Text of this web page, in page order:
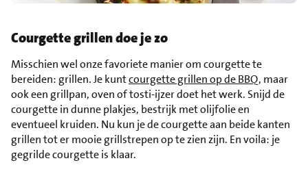
Courgette grillen doe je zo
Misschien wel onze favoriete manier om courgette te
bereiden: grillen. Je kuntcourgette grillen op de BBQ, maar
ook een grillpan, oven of tosti-ijzer doet het werk. Snijd de
courgette in dunne plakjes, bestrijk met olijfolie en
eventueel kruiden. Nu kun je de courgette aan beide kanten
grillen tot er mooie grillstrepen op te zien zijn. En voila: je
gegrilde courgette is klaar.